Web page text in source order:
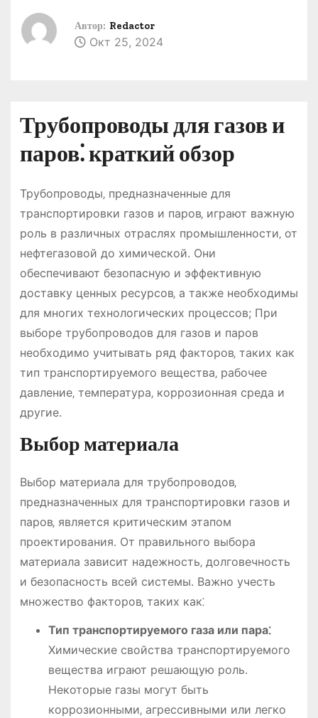
Автор: Redactor
Окт 25, 2024
Трубопроводы для газов и
паров⁚ краткий обзор
Трубопроводы‚ предназначенные для
транспортировки газов и паров‚ играют важную
роль в различных отраслях промышленности‚ от
нефтегазовой до химической․ Они
обеспечивают безопасную и эффективную
доставку ценных ресурсов‚ а также необходимы
для многих технологических процессов; При
выборе трубопроводов для газов и паров
необходимо учитывать ряд факторов‚ таких как
тип транспортируемого вещества‚ рабочее
давление‚ температура‚ коррозионная среда и
другие․
Выбор материала
Выбор материала для трубопроводов‚
предназначенных для транспортировки газов и
паров‚ является критическим этапом
проектирования․ От правильного выбора
материала зависит надежность‚ долговечность
и безопасность всей системы․ Важно учесть
множество факторов‚ таких как⁚
Тип транспортируемого газа или пара⁚
Химические свойства транспортируемого
вещества играют решающую роль․
Некоторые газы могут быть
коррозионными‚ агрессивными или легко